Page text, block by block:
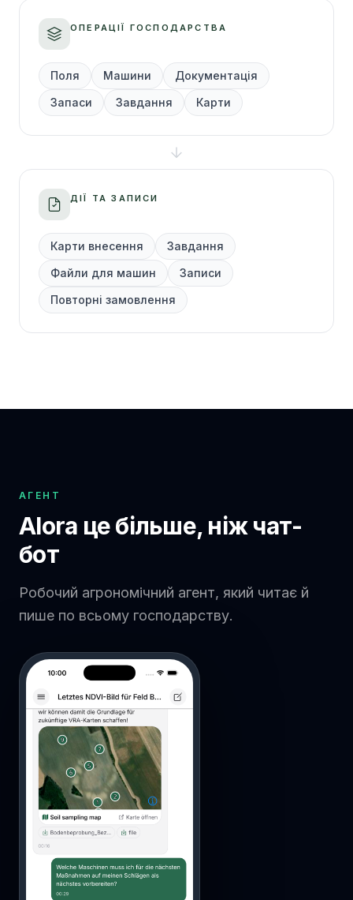
ОПЕРАЦІЇ ГОСПОДАРСТВА
Поля Машини
Документація
Запаси
Завдання Карти
ДІЇ ТА ЗАПИСИ
Карти внесення
Завдання
Файли для машин
Записи
Повторні замовлення
АГЕНТ
Alora це більше, ніж чат-
бот
Робочий агрономічний агент, який читає й
пише по всьому господарству.